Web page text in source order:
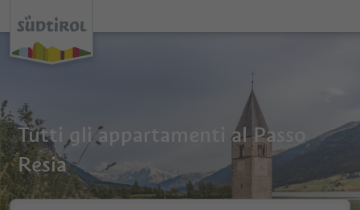
Tutti gli appartamenti al Passo
Resia